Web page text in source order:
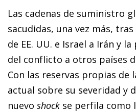
Las cadenas de suministro
sacudidas, una vez más,
de EE. UU. e Israel a Irán y
del conflicto a otros países
Con las reservas propias de
actual sobre su severidad y
nuevo shock se perfila como